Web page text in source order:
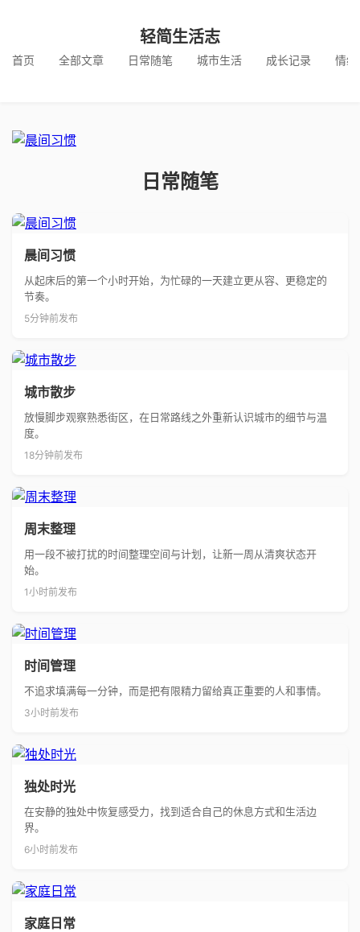
轻简生活志
首页 全部文章 日常随笔 城市生活 成长记录 情
日常随笔
晨间习惯
从起床后的第一个小时开始，为忙碌的一天建立更从容、更稳定的
节奏。
5分钟前发布
城市散步
放慢脚步观察熟悉街区，在日常路线之外重新认识城市的细节与温
度。
18分钟前发布
周末整理
用一段不被打扰的时间整理空间与计划，让新一周从清爽状态开
始。
1小时前发布
时间管理
不追求填满每一分钟，而是把有限精力留给真正重要的人和事情。
3小时前发布
独处时光
在安静的独处中恢复感受力，找到适合自己的休息方式和生活边
界。
6小时前发布
家庭日常